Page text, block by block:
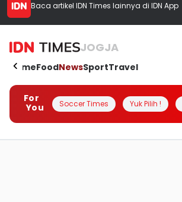
Baca artikel IDN Times lainnya di IDN App
JOGJA
HomeFoodNewsSportTravel
For
You
Soccer Times Yuk Pilih !